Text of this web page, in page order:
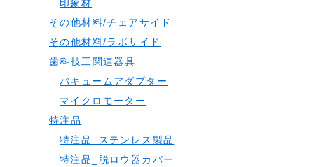
印象材
その他材料/チェアサイド
その他材料/ラボサイド
歯科技工関連器具
バキュームアダプター
マイクロモーター
特注品
特注品_ステンレス製品
特注品_脱ロウ器カバー